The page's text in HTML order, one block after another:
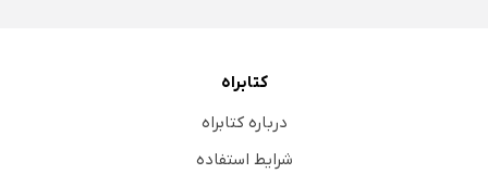
کتابراه
درباره کتابراه
شرایط استفاده